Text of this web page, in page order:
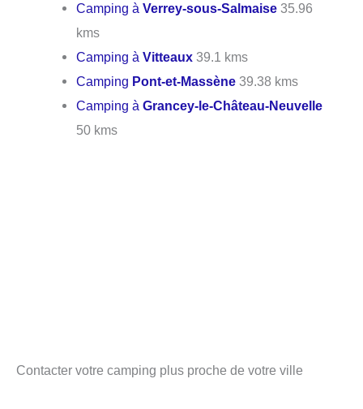
Camping àVerrey-sous-Salmaise 35.96
kms
Camping àVitteaux 39.1 kms
Camping Pont-et-Massène 39.38 kms
Camping àGrancey-le-Château-Neuvelle
50 kms
Contacter votre camping plus proche de votre ville